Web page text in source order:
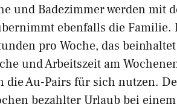
und Badezimmer werden mit
ebenfalls die Familie.
pro Woche, das
und Arbeitszeit am
die Au-Pairs für sich nutzen.
bezahlter Urlaub bei